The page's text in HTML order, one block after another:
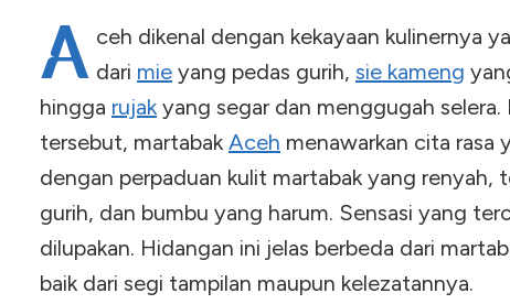
A ceh dikenal dengan kekayaan kulinernya
dari mie yang pedas gurih, sie kameng
hingga rujak yang segar dan menggugah selera.
tersebut, martabak Aceh menawarkan cita rasa
dengan perpaduan kulit martabak yang renyah,
gurih, dan bumbu yang harum. Sensasi yang
dilupakan. Hidangan ini jelas berbeda dari
baik dari segi tampilan maupun kelezatannya.